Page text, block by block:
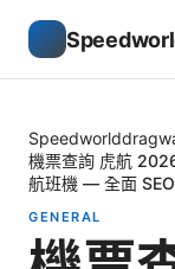
機票查詢 虎航
航班機 — 全面
GENERAL